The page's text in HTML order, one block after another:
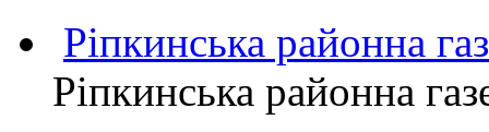
Ріпкинська районна
Ріпкинська районна